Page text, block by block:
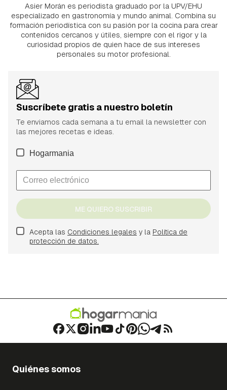
Asier Morán es periodista graduado por la UPV/EHU
especializado en gastronomía y mundo animal. Combina su
formación periodística con su pasión por la cocina para crear
contenidos cercanos y útiles, siempre con el rigor y la
curiosidad propios de quien hace de sus intereses
personales su motor profesional.
Suscríbete gratis a nuestro boletín
Te enviamos cada semana a tu email la newsletter con
las mejores recetas e ideas.
Hogarmania
ME QUIERO SUSCRIBIR
Acepta las Condiciones legales y la Política de
protección de datos.
Quiénes somos